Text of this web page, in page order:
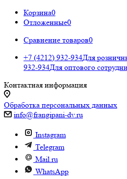
Корзина0
Отложенные0
Сравнение товаров0
+7 (4212) 932-934Для
932-934Для оптового
Контактная информация
Обработка персональных данных
info@frangipani-dv.ru
Instagram
Telegram
Mail.ru
WhatsApp